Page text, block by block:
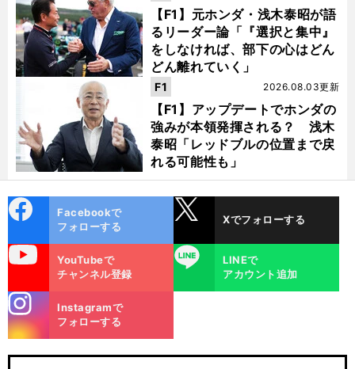
【F1】元ホンダ・浅木泰昭が語
るリーダー論「『選択と集中』
をしなければ、部下の心はどん
どん離れていく」
【F1】アップデートでホンダの
強みが本領発揮される？ 浅木
泰昭「レッドブルの位置まで戻
れる可能性も」
2026.08.03更新
F1
ok
Facebookで
フォローする
Xでフォローする
YouTubeで
チャンネル登録
LINE
LINEで
アカウント追加
m
Instagramで
フォローする